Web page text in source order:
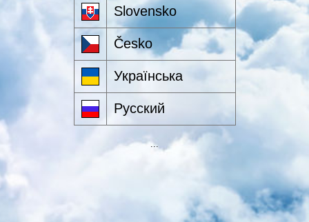
Slovensko
Česko
Українська
Русский
···